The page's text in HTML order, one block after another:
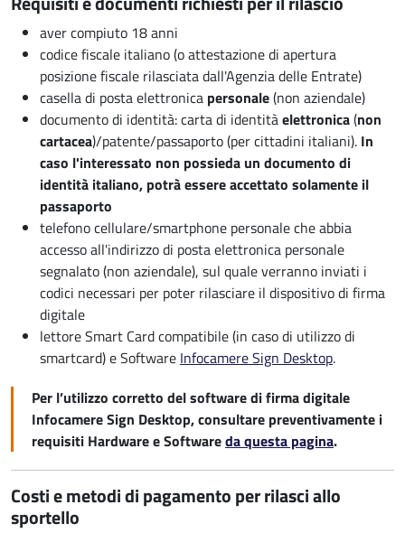
aver compiuto 18 anni
codice fiscale italiano (o attestazione di apertura
posizione fiscale rilasciata dall'Agenzia delle Entrate)
casella di posta elettronica personale(non aziendale)
documento di identità: carta di identitàelettronica(non
cartacea)/patente/passaporto (per cittadini italiani). In
caso l'interessato non possieda un documento di
identità italiano, potrà essere accettato solamente il
passaporto
telefono cellulare/smartphone personale che abbia
accesso all'indirizzo di posta elettronica personale
segnalato (non aziendale), sul quale verranno inviati i
codici necessari per poter rilasciare il dispositivo di firma
digitale
lettore Smart Card compatibile (in caso di utilizzo di
smartcard) e Software Infocamere Sign Desktop.
Per l’utilizzo corretto del software di firma digitale
Infocamere Sign Desktop, consultare preventivamente i
requisiti Hardware e Softwareda questa pagina.
Costi e metodi di pagamento per rilasci allo
sportello